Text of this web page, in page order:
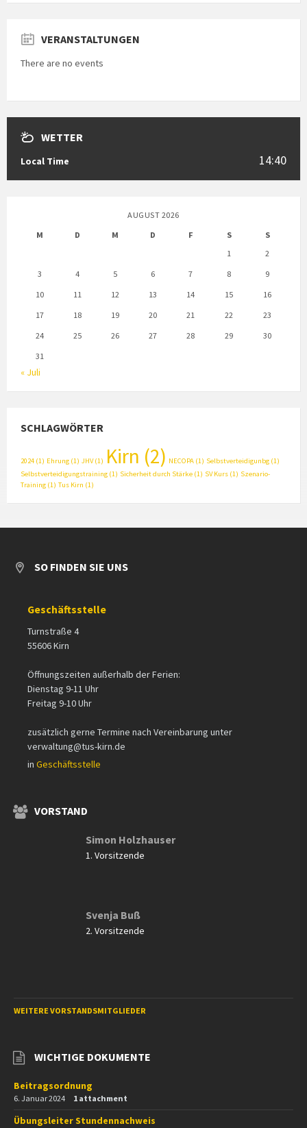
VERANSTALTUNGEN
There are no events
WETTER
Local Time 14:40
AUGUST 2026
M
D M D F S
S
1
2
3
4 5 6 7 8
9
10
11 12 13 14 15
16
17
18 19 20 21 22
23
24
25 26 27 28 29
30
31
« Juli
SCHLAGWÖRTER
2024 (1) Ehrung (1) JHV(1) Kirn (2) NECOPA (1) Selbstverteidigunbg (1)
Selbstverteidigungstraining (1) Sicherheit durch Stärke (1) SV Kurs (1) Szenario-
Training (1) Tus Kirn (1)
SO FINDEN SIE UNS
Geschäftsstelle
Turnstraße 4
55606 Kirn
Öffnungszeiten außerhalb der Ferien:
Dienstag 9-11 Uhr
Freitag 9-10 Uhr
zusätzlich gerne Termine nach Vereinbarung unter
verwaltung@tus-kirn.de
in Geschäftsstelle
VORSTAND
Simon Holzhauser
1. Vorsitzende
Svenja Buß
2. Vorsitzende
WEITERE VORSTANDSMITGLIEDER
WICHTIGE DOKUMENTE
Beitragsordnung
6. Januar 2024 1 attachment
Übungsleiter Stundennachweis